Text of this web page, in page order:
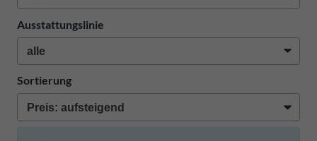
Ausstattungslinie
Sortierung